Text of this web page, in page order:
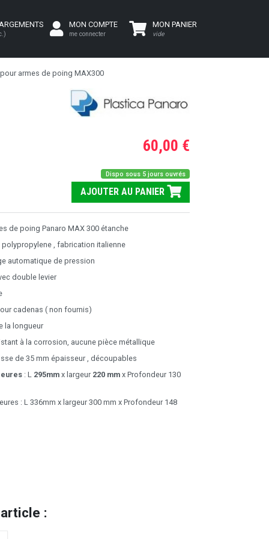
MON COMPTE
me connecter
MON PANIER
vide
armes de poing MAX300
60,00 €
Dispo sous 5 jours ouvrés
AJOUTER AU PANIER
de poing Panaro MAX 300 étanche
, fabrication italienne
automatique de pression
double levier
cadenas ( non fournis)
la longueur
à la corrosion, aucune pièce métallique
de 35 mm épaisseur , découpables
: L 295mm x largeur 220 mm x Profondeur 130
: L 336mm x largeur 300 mm x Profondeur 148
: